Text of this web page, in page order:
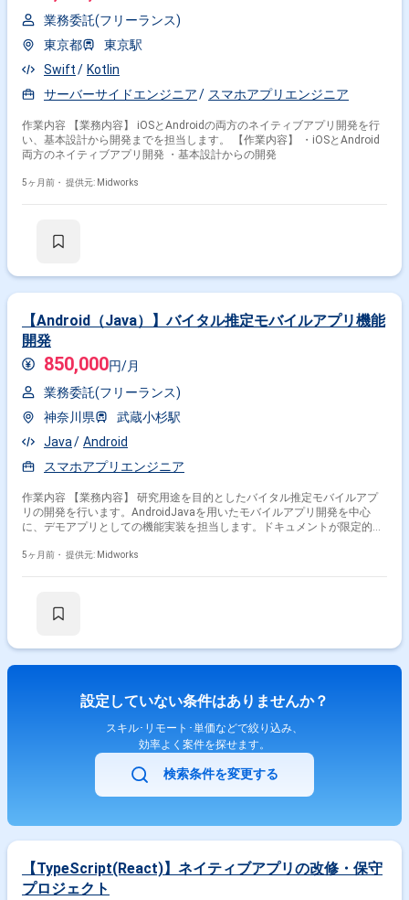
業務委託(フリーランス)
東京都
東京駅
Swift
Kotlin
サーバーサイドエンジニア
スマホアプリエンジニア
作業内容 【業務内容】 iOSとAndroidの両方のネイティブアプリ開発を行
い、基本設計から開発までを担当します。 【作業内容】 ・iOSとAndroid
両方のネイティブアプリ開発 ・基本設計からの開発
5ヶ月前・ 提供元: Midworks
【Android（Java）】バイタル推定モバイルアプリ機能
開発
850,000円/月
業務委託(フリーランス)
神奈川県
武蔵小杉駅
Java
Android
スマホアプリエンジニア
作業内容 【業務内容】 研究用途を目的としたバイタル推定モバイルアプ
リの開発を行います。AndroidJavaを用いたモバイルアプリ開発を中心
に、デモアプリとしての機能実装を担当します。ドキュメントが限定的な
を一貫して対応します。今後はiOSSwiftによるアプリ開発への展開も想定
5ヶ月前・ 提供元: Midworks
設定していない条件はありませんか？
スキル･リモート･単価などで絞り込み、
効率よく案件を探せます。
検索条件を変更する
【TypeScript(React)】ネイティブアプリの改修・保守
プロジェクト